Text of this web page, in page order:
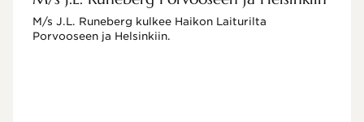
M/s J.L. Runeberg kulkee Haikon Laiturilta
Porvooseen ja Helsinkiin.